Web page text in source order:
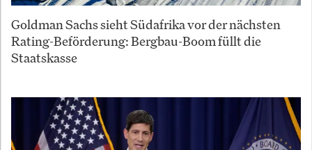
Goldman Sachs sieht Südafrika vor der nächsten
Rating-Beförderung: Bergbau-Boom füllt die
Staatskasse